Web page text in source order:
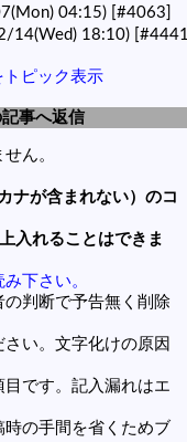
04:15) [#4063]
14(Wed) 18:10)
トピック表示
記事へ返信
ん。
ナが含まれない）のコ
入れることはできま
下さい。
判断で予告無く削除
い。文字化けの原因
です。記入漏れはエ
時の手間を省くためブ